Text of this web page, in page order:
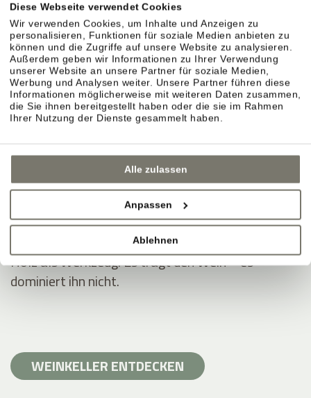
Diese Webseite verwendet Cookies
Wir verwenden Cookies, um Inhalte und Anzeigen zu
personalisieren, Funktionen für soziale Medien anbieten zu
können und die Zugriffe auf unsere Website zu analysieren.
Außerdem geben wir Informationen zu Ihrer Verwendung
unserer Website an unsere Partner für soziale Medien,
Werbung und Analysen weiter. Unsere Partner führen diese
Informationen möglicherweise mit weiteren Daten zusammen,
die Sie ihnen bereitgestellt haben oder die sie im Rahmen
Ihrer Nutzung der Dienste gesammelt haben.
Alle zulassen
Anpassen
Ablehnen
KELLER & AUSBAU
Sorgfalt im Ausbau.
Im Weinberg entsteht der Stil. Im Keller wird er
präzise begleitet. Jahr für Jahr neu.
Naturmaterialien sorgen für Ruhe.
Lehm, Ton, offener Boden, Lehm-Kalk. Ein Klima,
Ausbau in Eichenholzfässern.
Holz als Werkzeug. Es trägt den Wein – es
dominiert ihn nicht.
WEINKELLER ENTDECKEN